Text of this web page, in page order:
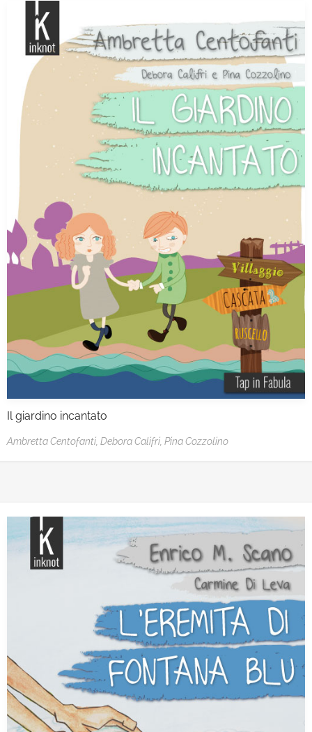
Il giardino incantato
Ambretta Centofanti, Debora Califri, Pina Cozzolino